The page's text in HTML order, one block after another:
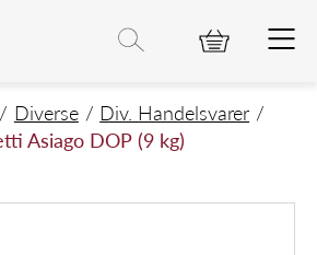
DOP (9 kg)
Diverse
Div. Handelsvarer
Asiago DOP (9 kg)